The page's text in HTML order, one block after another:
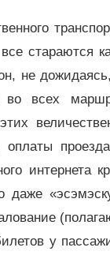
стараются
не
всех
даже
у